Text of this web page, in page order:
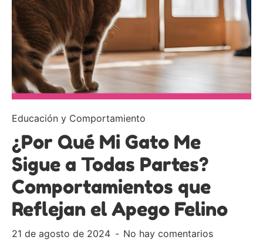
Educación y Comportamiento
¿Por Qué Mi Gato Me
Sigue a Todas Partes?
Comportamientos que
Reflejan el Apego Felino
21 de agosto de 2024 No hay comentarios